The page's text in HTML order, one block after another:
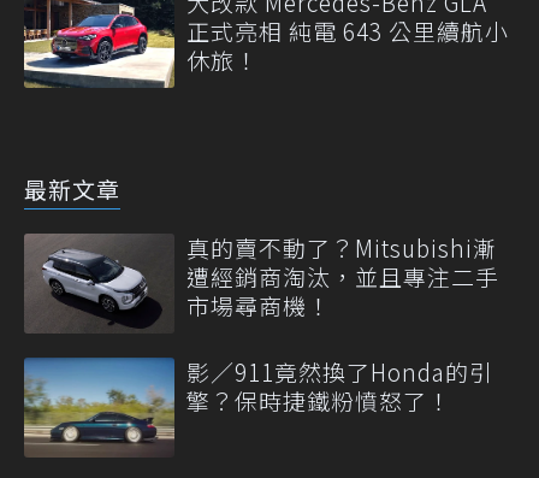
正式亮相 純電 643 公里續航小
休旅！
最新文章
真的賣不動了？Mitsubishi漸
遭經銷商淘汰，並且專注二手
市場尋商機！
影／911竟然換了Honda的引
擎？保時捷鐵粉憤怒了！